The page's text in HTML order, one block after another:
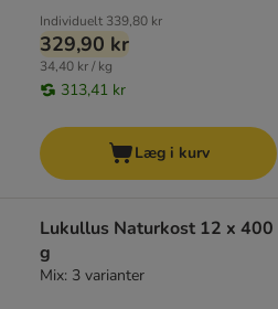
Individuelt 339,80 kr
329,90 kr
34,40 kr / kg
313,41 kr
Læg i kurv
Lukullus Naturkost 12 x 400
g
Mix: 3 varianter